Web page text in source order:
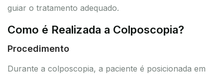
guiar o tratamento adequado.
Como é Realizada a Colposcopia?
Procedimento
Durante a colposcopia, a paciente é posicionada em